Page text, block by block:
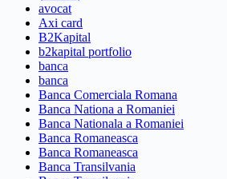
avocat
Axi card
B2Kapital
b2kapital portfolio
banca
banca
Banca Comerciala Romana
Banca Nationa a Romaniei
Banca Nationala a Romaniei
Banca Romaneasca
Banca Romaneasca
Banca Transilvania